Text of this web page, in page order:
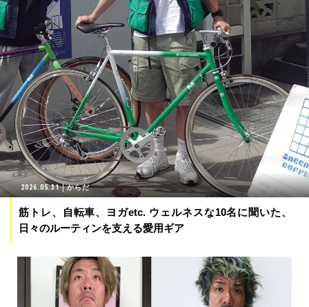
2026.05.31 からだ
筋トレ、自転車、ヨガetc. ウェルネスな10名に聞いた、
日々のルーティンを支える愛用ギア